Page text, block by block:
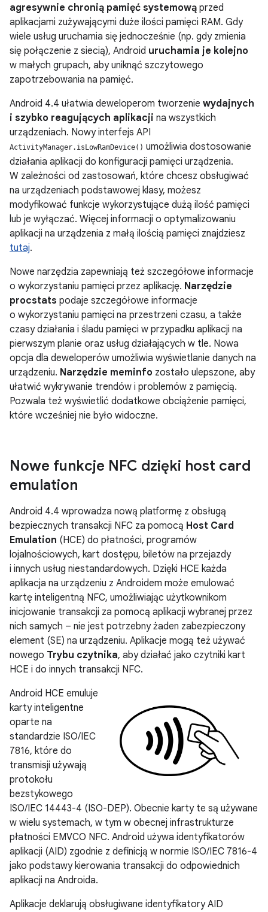
agresywnie chronią pamięć systemową przed
aplikacjami zużywającymi duże ilości pamięci RAM. Gdy
wiele usług uruchamia się jednocześnie (np. gdy zmienia
się połączenie z siecią), Android uruchamia je kolejno
w małych grupach, aby uniknąć szczytowego
zapotrzebowania na pamięć.
Android 4.4 ułatwia deweloperom tworzenie wydajnych
i szybko reagujących aplikacji na wszystkich
urządzeniach. Nowy interfejs API
ActivityManager.isLowRamDevice() umożliwia dostosowanie
działania aplikacji do konfiguracji pamięci urządzenia.
W zależności od zastosowań, które chcesz obsługiwać
na urządzeniach podstawowej klasy, możesz
modyfikować funkcje wykorzystujące dużą ilość pamięci
lub je wyłączać. Więcej informacji o optymalizowaniu
aplikacji na urządzenia z małą ilością pamięci znajdziesz
tutaj.
Nowe narzędzia zapewniają też szczegółowe informacje
o wykorzystaniu pamięci przez aplikację. Narzędzie
procstats podaje szczegółowe informacje
o wykorzystaniu pamięci na przestrzeni czasu, a także
czasy działania i śladu pamięci w przypadku aplikacji na
pierwszym planie oraz usług działających w tle. Nowa
opcja dla deweloperów umożliwia wyświetlanie danych na
urządzeniu. Narzędzie meminfo zostało ulepszone, aby
ułatwić wykrywanie trendów i problemów z pamięcią.
Pozwala też wyświetlić dodatkowe obciążenie pamięci,
które wcześniej nie było widoczne.
Nowe funkcje NFC dzięki host card
emulation
Android 4.4 wprowadza nową platformę z obsługą
bezpiecznych transakcji NFC za pomocą Host Card
Emulation (HCE) do płatności, programów
lojalnościowych, kart dostępu, biletów na przejazdy
i innych usług niestandardowych. Dzięki HCE każda
aplikacja na urządzeniu z Androidem może emulować
kartę inteligentną NFC, umożliwiając użytkownikom
inicjowanie transakcji za pomocą aplikacji wybranej przez
nich samych – nie jest potrzebny żaden zabezpieczony
element (SE) na urządzeniu. Aplikacje mogą też używać
nowego Trybu czytnika, aby działać jako czytniki kart
HCE i do innych transakcji NFC.
Android HCE emuluje
karty inteligentne
oparte na
standardzie ISO/IEC
7816, które do
transmisji używają
protokołu
bezstykowego
ISO/IEC 14443-4 (ISO-DEP). Obecnie karty te są używane
w wielu systemach, w tym w obecnej infrastrukturze
płatności EMVCO NFC. Android używa identyfikatorów
aplikacji (AID) zgodnie z definicją w normie ISO/IEC 7816-4
jako podstawy kierowania transakcji do odpowiednich
aplikacji na Androida.
Aplikacje deklarują obsługiwane identyfikatory AID